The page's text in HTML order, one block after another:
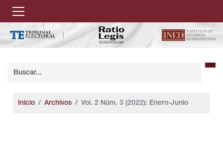
Inicio Archivos Vol. 2 Núm. 3 (2022): Enero-Junio